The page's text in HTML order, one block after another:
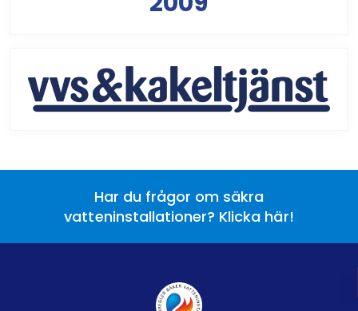
Har du frågor om säkra
vatteninstallationer? Klicka här!